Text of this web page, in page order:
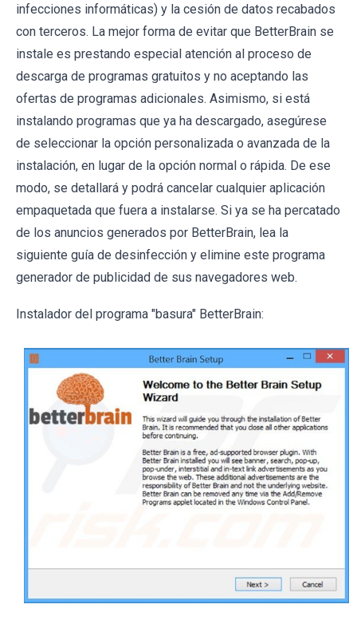
infecciones informáticas) y la cesión de datos recabados
con terceros. La mejor forma de evitar que BetterBrain se
instale es prestando especial atención al proceso de
descarga de programas gratuitos y no aceptando las
ofertas de programas adicionales. Asimismo, si está
instalando programas que ya ha descargado, asegúrese
de seleccionar la opción personalizada o avanzada de la
instalación, en lugar de la opción normal o rápida. De ese
modo, se detallará y podrá cancelar cualquier aplicación
empaquetada que fuera a instalarse. Si ya se ha percatado
de los anuncios generados por BetterBrain, lea la
siguiente guía de desinfección y elimine este programa
generador de publicidad de sus navegadores web.
Instalador del programa "basura" BetterBrain: